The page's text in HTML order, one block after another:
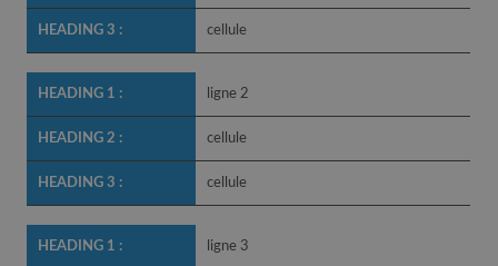
cellule
ligne 2
cellule
cellule
ligne 3